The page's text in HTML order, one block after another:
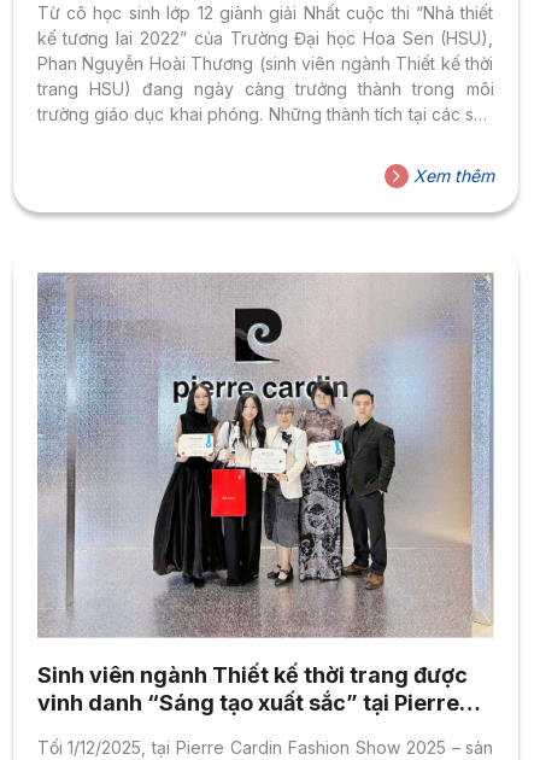
Từ cô học sinh lớp 12 giành giải Nhất cuộc thi “Nhà thiết
kế tương lai 2022” của Trường Đại học Hoa Sen (HSU),
Phan Nguyễn Hoài Thương (sinh viên ngành Thiết kế thời
trang HSU) đang ngày càng trưởng thành trong môi
trường giáo dục khai phóng. Những thành tích tại các sân
nhà thiết kế trẻ bền bỉ, giàu nội lực và đầy khát vọng.
Cuộc thi “Nhà thiết kế tương lai 2022” là bước chạy đà
quan trọng Từ năm 14 tuổi, những video...
Xem thêm
Sinh viên ngành Thiết kế thời trang được
vinh danh “Sáng tạo xuất sắc” tại Pierre
Tối 1/12/2025, tại Pierre Cardin Fashion Show 2025 – sàn